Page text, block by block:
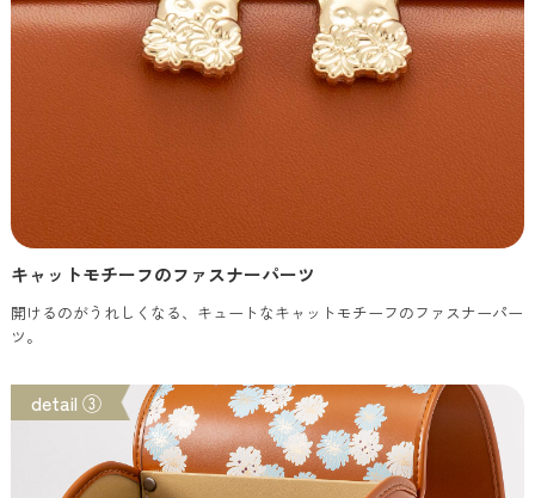
キャットモチーフのファスナーパーツ
開けるのがうれしくなる、キュートなキャットモチーフのファスナーパー
ツ。
detail ③